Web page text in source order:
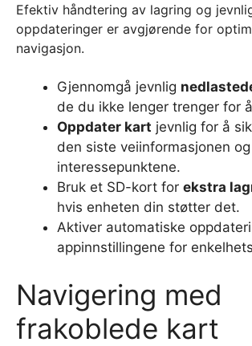
Efektiv håndtering av lagring og
oppdateringer er avgjørende for
navigasjon.
Gjennomgå jevnlig
de du ikke lenger trenger for
Oppdater kart jevnlig for å
den siste veiinformasjonen og
interessepunktene.
Bruk et SD-kort for ekstra
hvis enheten din støtter det.
Aktiver automatiske
appinnstillingene for
Navigering med
frakoblede kart